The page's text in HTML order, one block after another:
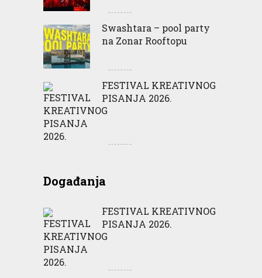
Swashtara – pool party
na Zonar Rooftopu
FESTIVAL KREATIVNOG
PISANJA 2026.
Događanja
FESTIVAL KREATIVNOG
PISANJA 2026.